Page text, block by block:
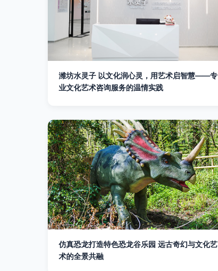
潍坊水灵子 以文化润心灵，用艺术启智慧——专
业文化艺术咨询服务的温情实践
仿真恐龙打造特色恐龙谷乐园 远古奇幻与文化艺
术的全景共融